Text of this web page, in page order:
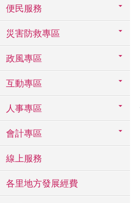
便民服務
災害防救專區
政風專區
互動專區
人事專區
會計專區
線上服務
各里地方發展經費